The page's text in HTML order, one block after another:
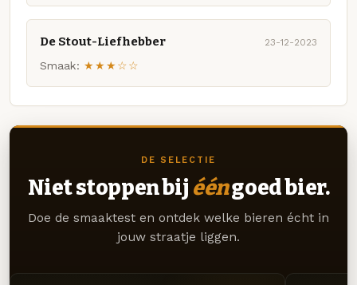
De Stout-Liefhebber 23-12-2023
Smaak: ★★★☆☆
DE SELECTIE
Niet stoppen bij ééngoed bier.
Doe de smaaktest en ontdek welke bieren écht in
jouw straatje liggen.